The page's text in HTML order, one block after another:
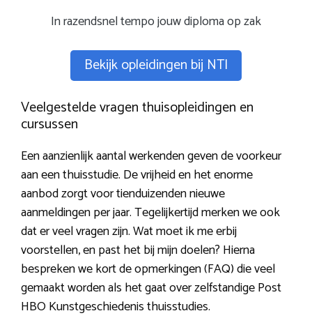
In razendsnel tempo jouw diploma op zak
Bekijk opleidingen bij NTI
Veelgestelde vragen thuisopleidingen en
cursussen
Een aanzienlijk aantal werkenden geven de voorkeur
aan een thuisstudie. De vrijheid en het enorme
aanbod zorgt voor tienduizenden nieuwe
aanmeldingen per jaar. Tegelijkertijd merken we ook
dat er veel vragen zijn. Wat moet ik me erbij
voorstellen, en past het bij mijn doelen? Hierna
bespreken we kort de opmerkingen (FAQ) die veel
gemaakt worden als het gaat over zelfstandige Post
HBO Kunstgeschiedenis thuisstudies.